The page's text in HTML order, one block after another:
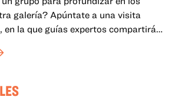
galería? Apúntate a una visita
en la que guías expertos compartirán
en las galerías del OMCA.